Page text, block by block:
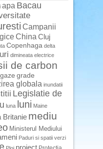
apa Bacau
Campanii
China Cluj
Copenhaga delta
dimineata electrice
de carbon
gaze grade
globala inundatii
Legislatie de
luna luni Maine
Britanie mediu
Ministerul Mediului
Paduri si spatii verzi